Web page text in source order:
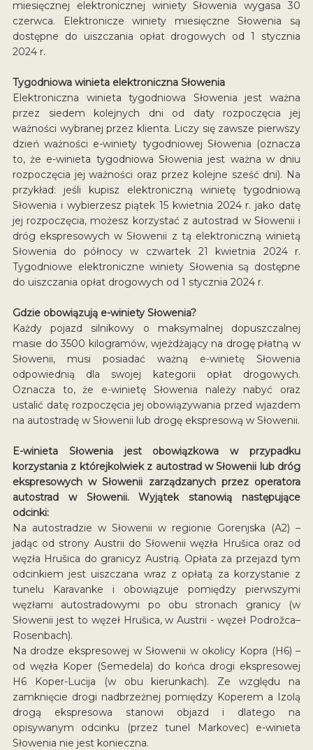
miesięcznej elektronicznej winiety Słowenia wygasa 30
czerwca. Elektronicze winiety miesięczne Słowenia są
dostępne do uiszczania opłat drogowych od 1 stycznia
2024 r.
Tygodniowa winieta elektroniczna Słowenia
Elektroniczna winieta tygodniowa Słowenia jest ważna
przez siedem kolejnych dni od daty rozpoczęcia jej
ważności wybranej przez klienta. Liczy się zawsze pierwszy
dzień ważności e-winiety tygodniowej Słowenia (oznacza
to, że e-winieta tygodniowa Słowenia jest ważna w dniu
rozpoczęcia jej ważności oraz przez kolejne sześć dni). Na
przykład: jeśli kupisz elektroniczną winietę tygodniową
Słowenia i wybierzesz piątek 15 kwietnia 2024 r. jako datę
jej rozpoczęcia, możesz korzystać z autostrad w Słowenii i
dróg ekspresowych w Słowenii z tą elektroniczną winietą
Słowenia do północy w czwartek 21 kwietnia 2024 r.
Tygodniowe elektroniczne winiety Słowenia są dostępne
do uiszczania opłat drogowych od 1 stycznia 2024 r.
Gdzie obowiązują e-winiety Słowenia?
Każdy pojazd silnikowy o maksymalnej dopuszczalnej
masie do 3500 kilogramów, wjeżdżający na drogę płatną w
Słowenii, musi posiadać ważną e-winietę Słowenia
odpowiednią dla swojej kategorii opłat drogowych.
Oznacza to, że e-winietę Słowenia należy nabyć oraz
ustalić datę rozpoczęcia jej obowiązywania przed wjazdem
na autostradę w Słowenii lub drogę ekspresową w Słowenii.
E-winieta Słowenia jest obowiązkowa w przypadku
korzystania z którejkolwiek z autostrad w Słowenii lub dróg
ekspresowych w Słowenii zarządzanych przez operatora
autostrad w Słowenii. Wyjątek stanowią następujące
odcinki:
Na autostradzie w Słowenii w regionie Gorenjska (A2) –
jadąc od strony Austrii do Słowenii węzła Hrušica oraz od
węzła Hrušica do granicyz Austrią. Opłata za przejazd tym
odcinkiem jest uiszczana wraz z opłatą za korzystanie z
tunelu Karavanke i obowiązuje pomiędzy pierwszymi
węzłami autostradowymi po obu stronach granicy (w
Słowenii jest to węzeł Hrušica, w Austrii - węzeł Podrožca–
Rosenbach).
Na drodze ekspresowej w Słowenii w okolicy Kopra (H6) –
od węzła Koper (Semedela) do końca drogi ekspresowej
H6 Koper-Lucija (w obu kierunkach). Ze względu na
zamknięcie drogi nadbrzeżnej pomiędzy Koperem a Izolą
drogą ekspresowa stanowi objazd i dlatego na
opisywanym odcinku (przez tunel Markovec) e-winieta
Słowenia nie jest konieczna.